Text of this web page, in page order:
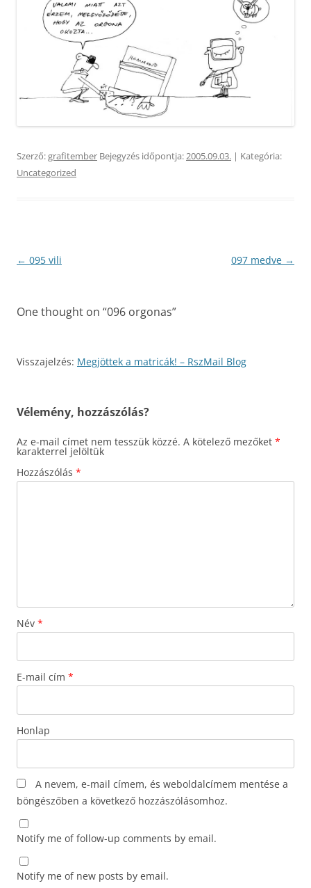
Szerző:grafitember Bejegyzés időpontja:2005.09.03. | Kategória:
Uncategorized
Bejegyzés
← 095 vili 097 medve →
One thought on “096 orgonas”
Visszajelzés: Megjöttek a matricák! – RszMail Blog
Vélemény, hozzászólás?
Az e-mail címet nem tesszük közzé. A kötelező mezőket *
karakterrel jelöltük
Hozzászólás *
Név *
E-mail cím *
Honlap
A nevem, e-mail címem, és weboldalcímem mentése a
böngészőben a következő hozzászólásomhoz.
Notify me of follow-up comments by email.
Notify me of new posts by email.